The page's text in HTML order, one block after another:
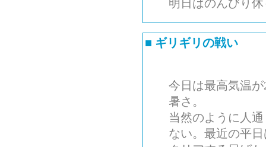
明日はのんびり
■ ギリギリの戦い
今日は最高気温
暑さ。
当然のように人
ない。最近の平